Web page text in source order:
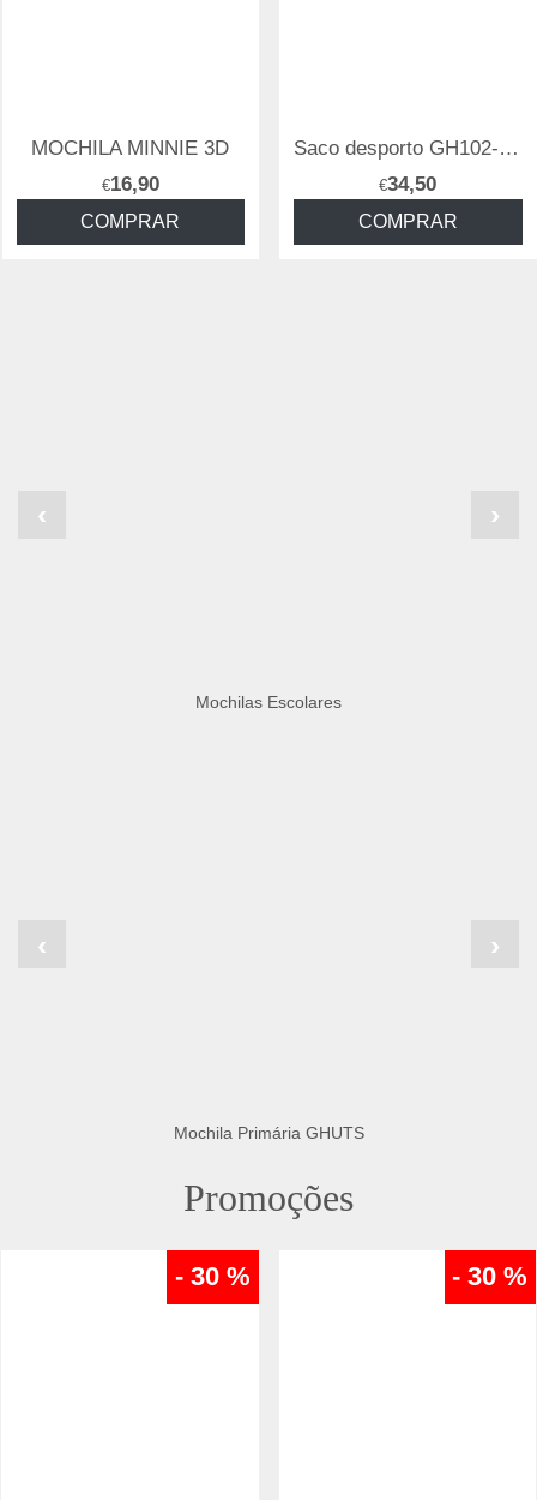
Saco desporto GH102- Pure Daisy P01
€34,50
COMPRAR
Mochila clássica GH100 Leofade P18
€38,90
COMPRAR
Mochilas Escolares
‹ ›
Mochila Primária GHUTS
‹ ›
Promoções
- 30 % - 30 %